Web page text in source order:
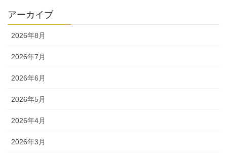
アーカイブ
2026年8月
2026年7月
2026年6月
2026年5月
2026年4月
2026年3月